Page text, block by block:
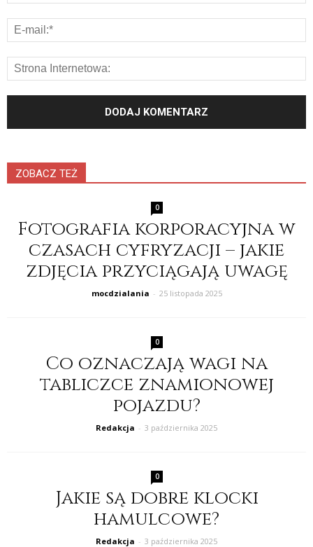
ZOBACZ TEŻ
0
Fotografia korporacyjna w
czasach cyfryzacji – jakie
zdjęcia przyciągają uwagę
mocdzialania - 25 listopada 2025
0
Co oznaczają wagi na
tabliczce znamionowej
pojazdu?
Redakcja - 3 października 2025
0
Jakie są dobre klocki
hamulcowe?
Redakcja - 3 października 2025